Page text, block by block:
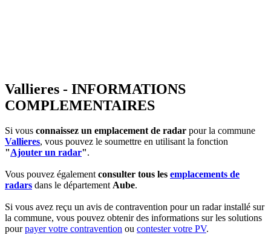
Vallieres - INFORMATIONS
COMPLEMENTAIRES
Si vous connaissez un emplacement de radar pour la commune
Vallieres, vous pouvez le soumettre en utilisant la fonction
"Ajouter un radar".
Vous pouvez égalementconsulter tous les emplacements de
radars dans le départementAube.
Si vous avez reçu un avis de contravention pour un radar installé sur
la commune, vous pouvez obtenir des informations sur les solutions
pourpayer votre contravention ou contester votre PV.